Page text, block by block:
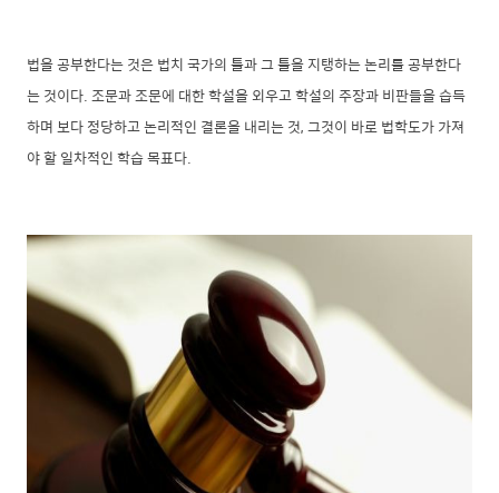
법을 공부한다는 것은 법치 국가의 틀과 그 틀을 지탱하는 논리를 공부한다
는 것이다. 조문과 조문에 대한 학설을 외우고 학설의 주장과 비판들을 습득
하며 보다 정당하고 논리적인 결론을 내리는 것, 그것이 바로 법학도가 가져
야 할 일차적인 학습 목표다.